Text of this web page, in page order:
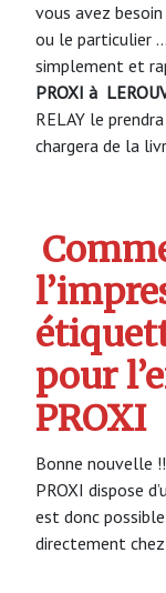
vous avez
ou le particulier
simplement et
PROXI à
RELAY le
chargera de la
pour
PROXI
Bonne nouvelle
PROXI dispose
est donc
directement